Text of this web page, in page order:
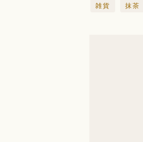
雑貨 抹茶